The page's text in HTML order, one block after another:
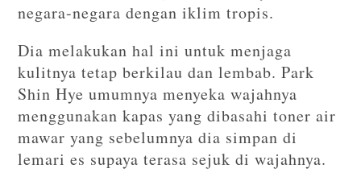
negara-negara dengan iklim tropis.
Dia melakukan hal ini untuk menjaga
kulitnya tetap berkilau dan lembab. Park
Shin Hye umumnya menyeka wajahnya
menggunakan kapas yang dibasahi toner air
mawar yang sebelumnya dia simpan di
lemari es supaya terasa sejuk di wajahnya.